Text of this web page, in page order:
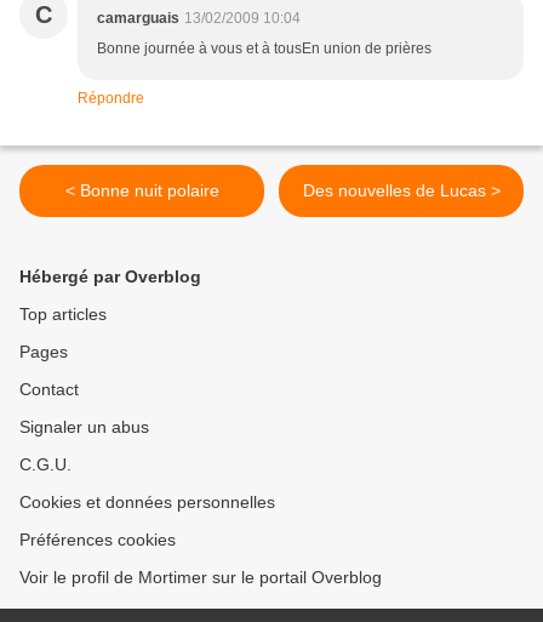
C camarguais 13/02/2009 10:04
Bonne journée à vous et à tousEn union de prières
Répondre
< Bonne nuit polaire Des nouvelles de Lucas >
Hébergé par Overblog
Top articles
Pages
Contact
Signaler un abus
C.G.U.
Cookies et données personnelles
Préférences cookies
Voir le profil de Mortimer sur le portail Overblog